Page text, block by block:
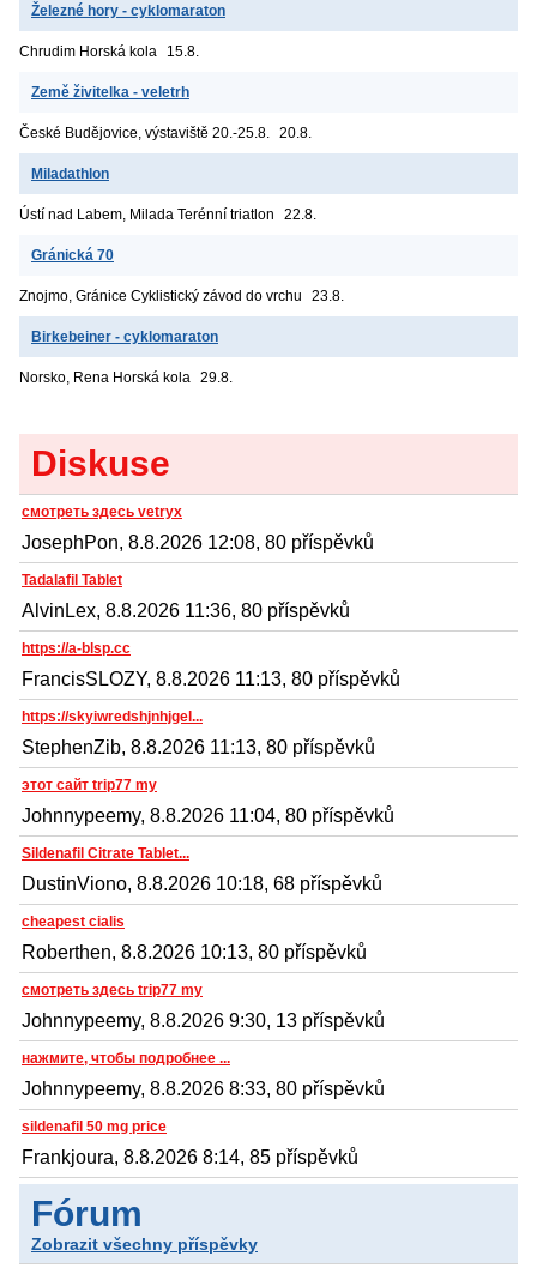
Železné hory - cyklomaraton
Chrudim Horská kola 15.8.
Země živitelka - veletrh
České Budějovice, výstaviště 20.-25.8. 20.8.
Miladathlon
Ústí nad Labem, Milada Terénní triatlon 22.8.
Gránická 70
Znojmo, Gránice Cyklistický závod do vrchu 23.8.
Birkebeiner - cyklomaraton
Norsko, Rena Horská kola 29.8.
Diskuse
смотреть здесь vetryx
JosephPon, 8.8.2026 12:08, 80 příspěvků
Tadalafil Tablet
AlvinLex, 8.8.2026 11:36, 80 příspěvků
https://a-blsp.cc
FrancisSLOZY, 8.8.2026 11:13, 80 příspěvků
https://skyiwredshjnhjgel...
StephenZib, 8.8.2026 11:13, 80 příspěvků
этот сайт trip77 my
Johnnypeemy, 8.8.2026 11:04, 80 příspěvků
Sildenafil Citrate Tablet...
DustinViono, 8.8.2026 10:18, 68 příspěvků
cheapest cialis
Roberthen, 8.8.2026 10:13, 80 příspěvků
смотреть здесь trip77 my
Johnnypeemy, 8.8.2026 9:30, 13 příspěvků
нажмите, чтобы подробнее ...
Johnnypeemy, 8.8.2026 8:33, 80 příspěvků
sildenafil 50 mg price
Frankjoura, 8.8.2026 8:14, 85 příspěvků
Fórum
Zobrazit všechny příspěvky